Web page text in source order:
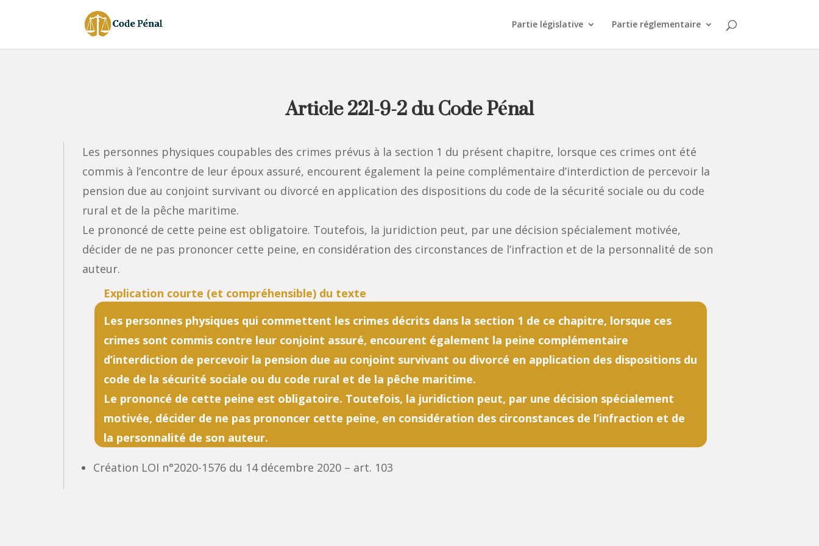
Partie législative Partie réglementaire
Article 221-9-2 du Code Pénal
Les personnes physiques coupables des crimes prévus à la section 1 du présent chapitre, lorsque ces crimes ont été
commis à l’encontre de leur époux assuré, encourent également la peine complémentaire d’interdiction de percevoir la
pension due au conjoint survivant ou divorcé en application des dispositions du code de la sécurité sociale ou du code
rural et de la pêche maritime.
Le prononcé de cette peine est obligatoire. Toutefois, la juridiction peut, par une décision spécialement motivée,
décider de ne pas prononcer cette peine, en considération des circonstances de l’infraction et de la personnalité de son
auteur.
Les personnes physiques qui commettent les crimes décrits dans la section 1 de ce chapitre, lorsque ces
crimes sont commis contre leur conjoint assuré, encourent également la peine complémentaire
d’interdiction de percevoir la pension due au conjoint survivant ou divorcé en application des dispositions du
code de la sécurité sociale ou du code rural et de la pêche maritime.
Le prononcé de cette peine est obligatoire. Toutefois, la juridiction peut, par une décision spécialement
motivée, décider de ne pas prononcer cette peine, en considération des circonstances de l’infraction et de
la personnalité de son auteur.
Création LOI n°2020-1576 du 14 décembre 2020 – art. 103